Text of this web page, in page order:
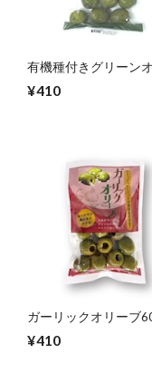
有機種付きグリーン
¥410
ガーリックオリーブ
¥410